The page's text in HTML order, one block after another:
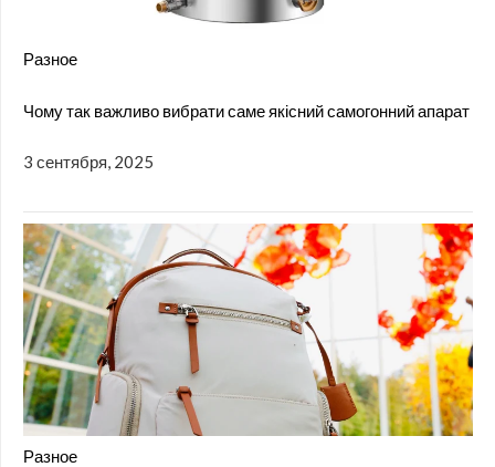
Разное
Чому так важливо вибрати саме якісний самогонний апарат
3 сентября, 2025
Разное